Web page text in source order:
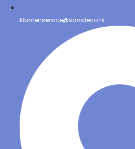
klantenservice@sanideco.nl